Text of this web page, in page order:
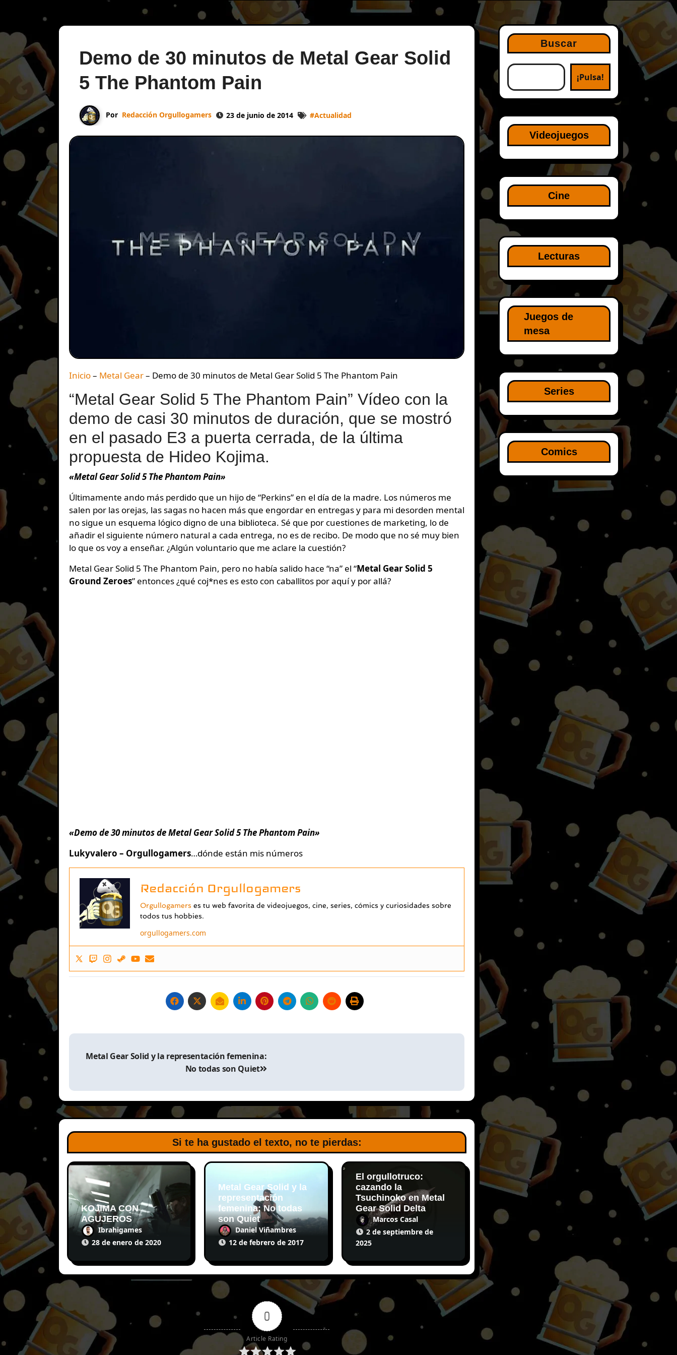
Demo de 30 minutos de Metal Gear Solid
5 The Phantom Pain
Por Redacción Orgullogamers 23 de junio de 2014 #Actualidad
Inicio– Metal Gear– Demo de 30 minutos de Metal Gear Solid 5 The Phantom Pain
“Metal Gear Solid 5 The Phantom Pain” Vídeo con la
demo de casi 30 minutos de duración, que se mostró
en el pasado E3 a puerta cerrada, de la última
propuesta de Hideo Kojima.
«Metal Gear Solid 5 The Phantom Pain»
Últimamente ando más perdido que un hijo de “Perkins” en el día de la madre. Los números me
salen por las orejas, las sagas no hacen más que engordar en entregas y para mi desorden mental
no sigue un esquema lógico digno de una biblioteca. Sé que por cuestiones de marketing, lo de
añadir el siguiente número natural a cada entrega, no es de recibo. De modo que no sé muy bien
lo que os voy a enseñar. ¿Algún voluntario que me aclare la cuestión?
Metal Gear Solid 5 The Phantom Pain, pero no había salido hace “na” el “Metal Gear Solid 5
Ground Zeroes” entonces ¿qué coj*nes es esto con caballitos por aquí y por allá?
«Demo de 30 minutos de Metal Gear Solid 5 The Phantom Pain»
Lukyvalero – Orgullogamers…dónde están mis números
Redacción Orgullogamers
Orgullogamers es tu web favorita de videojuegos, cine, series, cómics y curiosidades sobre
todos tus hobbies.
orgullogamers.com
Navegación
deMetal Gear Solid y la representación femenina:
No todas son Quiet
Si te ha gustado el texto, no te pierdas:
KOJIMA CON
AGUJEROS
Ibrahigames
28 de enero de 2020
Metal Gear Solid y la
representación
femenina: No todas
son Quiet
Daniel Viñambres
12 de febrero de 2017
El orgullotruco:
cazando la
Tsuchinoko en Metal
Gear Solid Delta
Marcos Casal
2 de septiembre de
2025
0
Article Rating
Buscar
¡Pulsa!
Videojuegos
Cine
Lecturas
Juegos de
mesa
Series
Comics